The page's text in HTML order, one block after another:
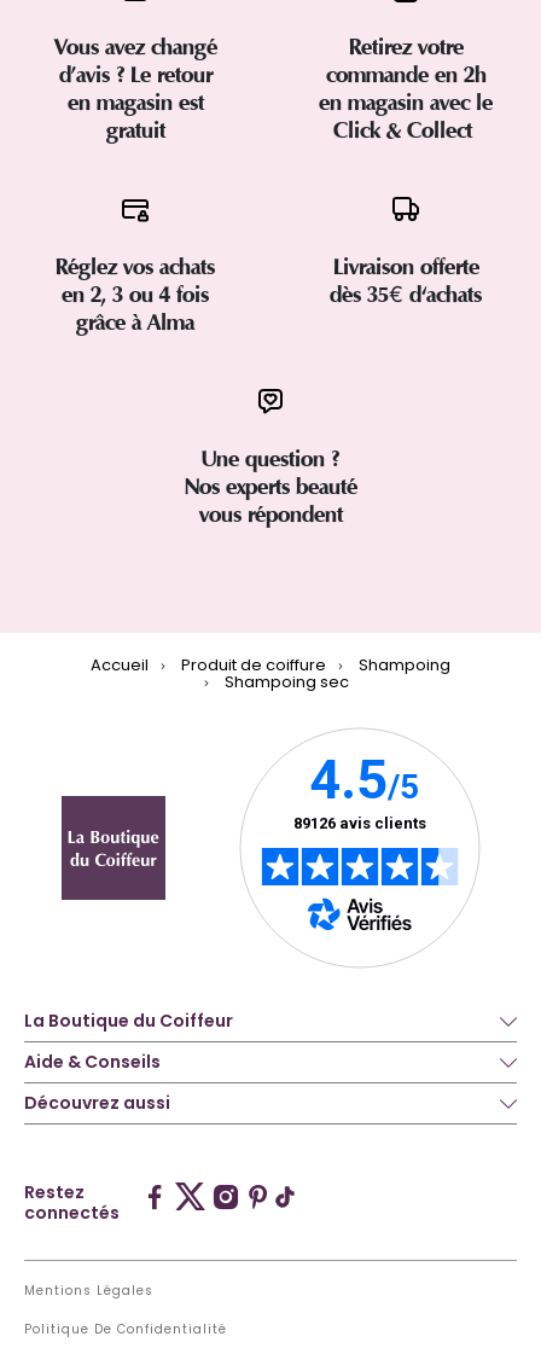
Vous avez changé
d’avis ? Le retour
en magasin est
gratuit
Retirez votre
commande en 2h
en magasin avec le
Click & Collect
Réglez vos achats
en 2, 3 ou 4 fois
grâce à Alma
Livraison offerte
dès 35€ d'achats
Une question ?
Nos experts beauté
vous répondent
Accueil Produit de coiffure Shampoing
Shampoing sec
La Boutique du Coiffeur
Aide & Conseils
Découvrez aussi
Restez
connectés
Mentions Légales
Politique De Confidentialité